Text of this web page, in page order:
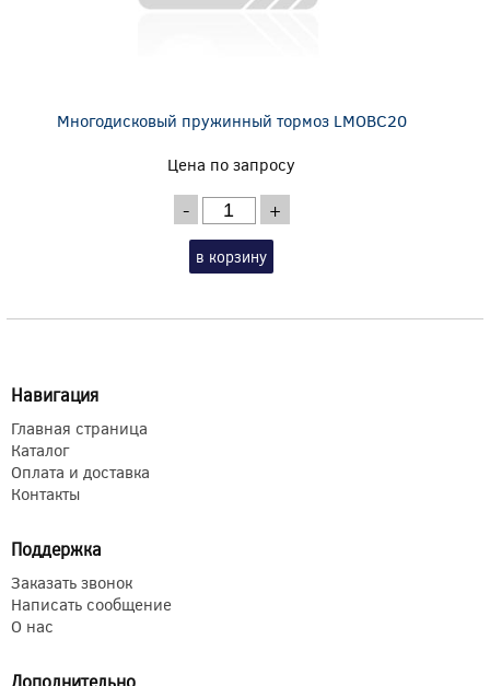
Многодисковый пружинный тормоз LMOBC20
Цена по запросу
- +
в корзину
Навигация
Главная страница
Каталог
Оплата и доставка
Контакты
Поддержка
Заказать звонок
Написать сообщение
О нас
Дополнительно